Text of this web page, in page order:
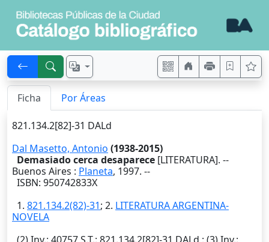
Ficha Por Áreas
821.134.2[82]-31 DALd
Dal Masetto, Antonio (1938-2015)
Demasiado cerca desaparece [LITERATURA]. --
Buenos Aires : Planeta, 1997. --
ISBN: 950742833X
1. 821.134.2(82)-31; 2. LITERATURA ARGENTINA-
NOVELA